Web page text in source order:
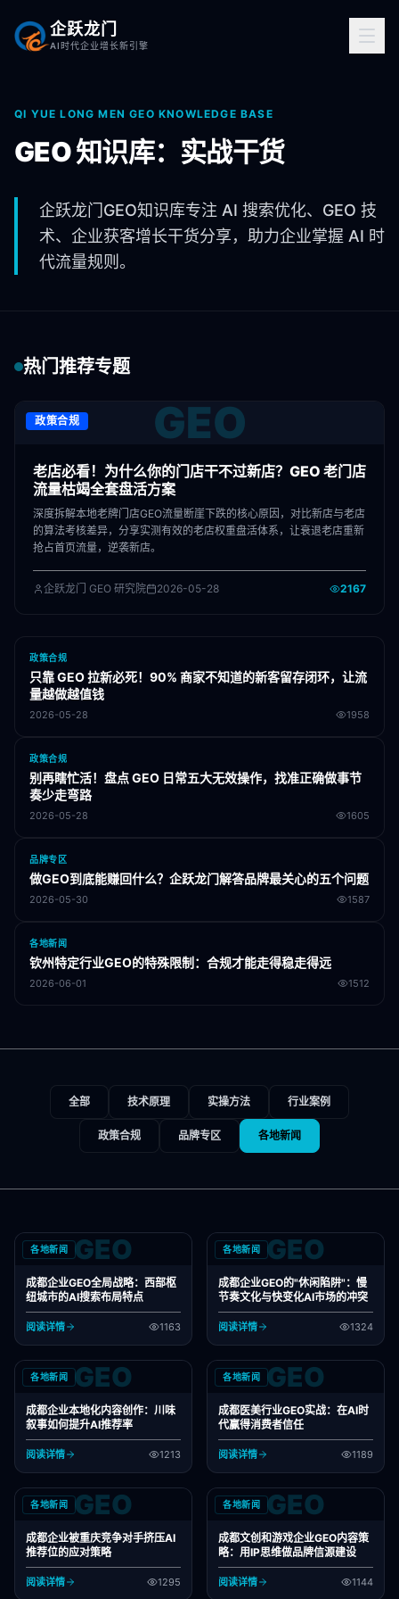
企跃龙门
AI时代企业增长新引擎
QI YUE LONG MEN GEO KNOWLEDGE BASE
GEO 知识库：实战干货
企跃龙门GEO知识库专注 AI 搜索优化、GEO 技
术、企业获客增长干货分享，助力企业掌握 AI 时
代流量规则。
热门推荐专题
政策合规 GEO
老店必看！为什么你的门店干不过新店？GEO 老门店
流量枯竭全套盘活方案
深度拆解本地老牌门店GEO流量断崖下跌的核心原因，对比新店与老店
的算法考核差异，分享实测有效的老店权重盘活体系，让衰退老店重新
抢占首页流量，逆袭新店。
企跃龙门 GEO 研究院 2026-05-28 2167
政策合规
只靠 GEO 拉新必死！90% 商家不知道的新客留存闭环，让流
量越做越值钱
2026-05-28 1958
政策合规
别再瞎忙活！盘点 GEO 日常五大无效操作，找准正确做事节
奏少走弯路
2026-05-28 1605
品牌专区
做GEO到底能赚回什么？企跃龙门解答品牌最关心的五个问题
2026-05-30 1587
各地新闻
钦州特定行业GEO的特殊限制：合规才能走得稳走得远
2026-06-01 1512
全部 技术原理 实操方法 行业案例
政策合规 品牌专区 各地新闻
各地新闻 GEO
成都企业GEO全局战略：西部枢
纽城市的AI搜索布局特点
阅读详情 1163
各地新闻 GEO
成都企业GEO的"休闲陷阱"：慢
节奏文化与快变化AI市场的冲突
阅读详情 1324
各地新闻 GEO
成都企业本地化内容创作：川味
叙事如何提升AI推荐率
阅读详情 1213
各地新闻 GEO
成都医美行业GEO实战：在AI时
代赢得消费者信任
阅读详情 1189
各地新闻 GEO
成都企业被重庆竞争对手挤压AI
推荐位的应对策略
阅读详情 1295
各地新闻 GEO
成都文创和游戏企业GEO内容策
略：用IP思维做品牌信源建设
阅读详情 1144